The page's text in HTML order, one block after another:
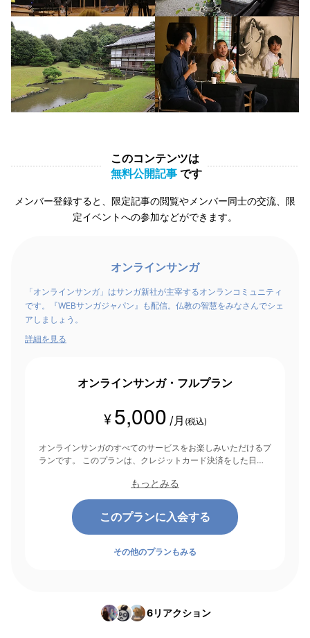
このコンテンツは
無料公開記事 です
メンバー登録すると、限定記事の閲覧やメンバー同士の交流、限
定イベントへの参加などができます。
オンラインサンガ
「オンラインサンガ」はサンガ新社が主宰するオンランコミュニティ
です。『WEBサンガジャパン』も配信。仏教の智慧をみなさんでシェ
アしましょう。
詳細を見る
オンラインサンガ・フルプラン
¥ 5,000 /月 (税込)
オンラインサンガのすべてのサービスをお楽しみいただけるプ
ランです。 このプランは、クレジットカード決済をした日を
もっとみる
このプランに入会する
その他のプランもみる
6リアクション